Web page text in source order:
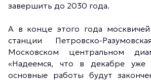
завершить до 2030 года.
А в конце этого года
станции Петровско-
Московском центральном
«Надеемся, что в декабре уже
основные работы будут